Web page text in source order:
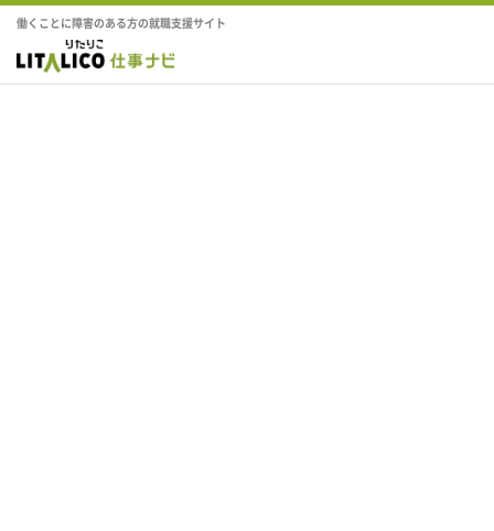
働くことに障害のある方の就職支援サイト